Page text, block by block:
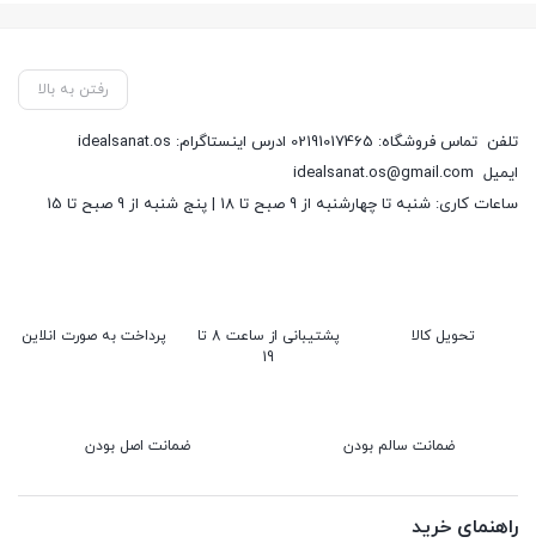
رفتن به بالا
تلفن تماس فروشگاه: 02191017465 ادرس اینستاگرام: idealsanat.os
ایمیل idealsanat.os@gmail.com
ساعات کاری: شنبه تا چهارشنبه از 9 صبح تا 18 | پنج شنبه از 9 صبح تا 15
تحویل کالا
پشتیبانی از ساعت 8 تا
19
پرداخت به صورت انلاین
ضمانت سالم بودن ضمانت اصل بودن
راهنمای خرید